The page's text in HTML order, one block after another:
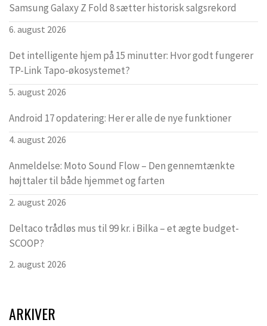
Samsung Galaxy Z Fold 8 sætter historisk salgsrekord
6. august 2026
Det intelligente hjem på 15 minutter: Hvor godt fungerer
TP-Link Tapo-økosystemet?
5. august 2026
Android 17 opdatering: Her er alle de nye funktioner
4. august 2026
Anmeldelse: Moto Sound Flow – Den gennemtænkte
højttaler til både hjemmet og farten
2. august 2026
Deltaco trådløs mus til 99 kr. i Bilka – et ægte budget-
SCOOP?
2. august 2026
ARKIVER